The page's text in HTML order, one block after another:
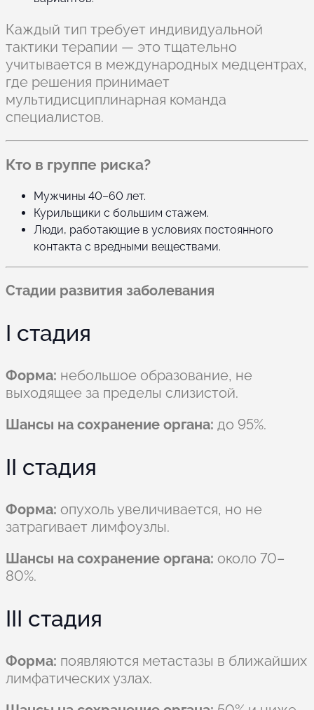
Каждый тип требует индивидуальной
тактики терапии — это тщательно
учитывается в международных медцентрах,
где решения принимает
мультидисциплинарная команда
специалистов.
Кто в группе риска?
Мужчины 40–60 лет.
Курильщики с большим стажем.
Люди, работающие в условиях постоянного
контакта с вредными веществами.
Стадии развития заболевания
I стадия
Форма: небольшое образование, не
выходящее за пределы слизистой.
Шансы на сохранение органа: до 95%.
II стадия
Форма: опухоль увеличивается, но не
затрагивает лимфоузлы.
Шансы на сохранение органа: около 70–
80%.
III стадия
Форма: появляются метастазы в ближайших
лимфатических узлах.